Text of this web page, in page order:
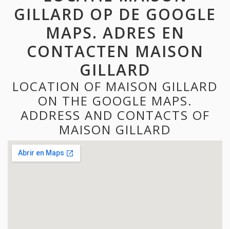
GILLARD OP DE GOOGLE
MAPS. ADRES EN
CONTACTEN MAISON
GILLARD
LOCATION OF MAISON GILLARD
ON THE GOOGLE MAPS.
ADDRESS AND CONTACTS OF
MAISON GILLARD